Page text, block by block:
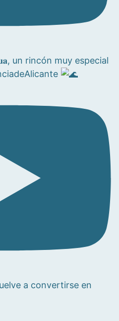
un rincón muy especial
a convertirse en